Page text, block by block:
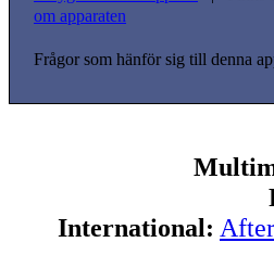
om apparaten
Frågor som hänför sig till denna
International: